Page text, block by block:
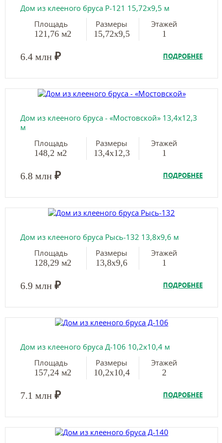
Дом из клееного бруса Р-121 15,72х9,5 м
Площадь
121,76 м2
Размеры
15,72х9,5
Этажей
1
6.4 млн ₽ ПОДРОБНЕЕ
Дом из клееного бруса - «Мостовской» 13,4х12,3
м
Площадь
148,2 м2
Размеры
13,4х12,3
Этажей
1
6.8 млн ₽ ПОДРОБНЕЕ
Дом из клееного бруса Рысь-132 13,8х9,6 м
Площадь
128,29 м2
Размеры
13,8х9,6
Этажей
1
6.9 млн ₽ ПОДРОБНЕЕ
Дом из клееного бруса Д-106 10,2х10,4 м
Площадь
157,24 м2
Размеры
10,2х10,4
Этажей
2
7.1 млн ₽ ПОДРОБНЕЕ